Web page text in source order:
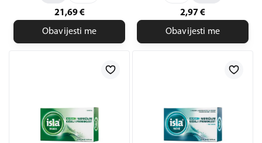
21,69 €
Obavijesti me
2,97 €
Obavijesti me